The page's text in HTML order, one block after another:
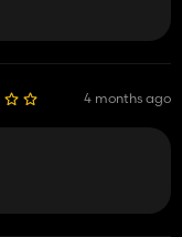
4 months ago